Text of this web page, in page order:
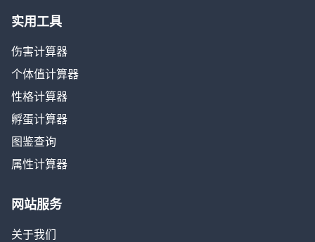
实用工具
伤害计算器
个体值计算器
性格计算器
孵蛋计算器
图鉴查询
属性计算器
网站服务
关于我们